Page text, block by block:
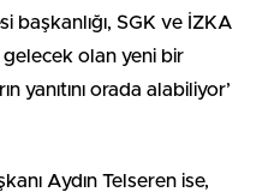
başkanlığı, SGK ve İZKA
gelecek olan yeni bir
yanıtını orada alabiliyor’
Aydın Telseren ise,